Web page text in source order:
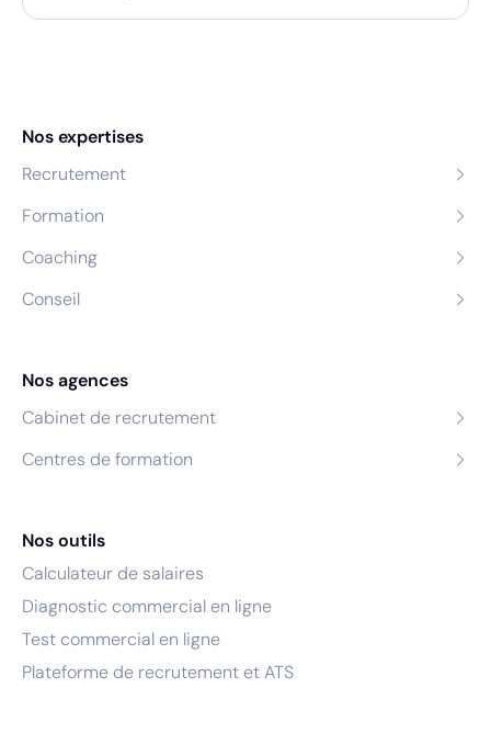
Nos expertises
Recrutement
Formation
Coaching
Conseil
Nos agences
Cabinet de recrutement
Centres de formation
Nos outils
Calculateur de salaires
Diagnostic commercial en ligne
Test commercial en ligne
Plateforme de recrutement et ATS